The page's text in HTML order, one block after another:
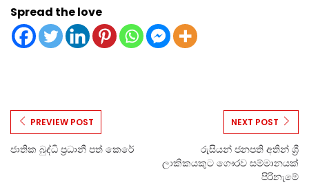
Spread the love
PREVIEW POST
ජාතික බුද්ධි ප්‍රධානී පත් කෙරේ
NEXT POST
රුසියන් ජනපති අතින් ශ්‍රී
ලාකිකයකුට ගෞරව සම්මානයක්
පිරිනැමේ